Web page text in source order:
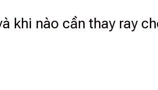
khi nào cần thay ray